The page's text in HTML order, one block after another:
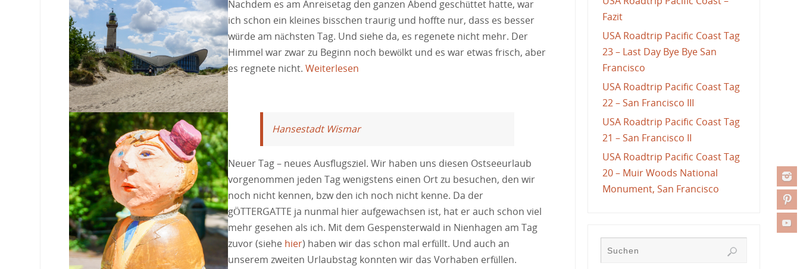
Nachdem es am Anreisetag den ganzen Abend geschüttet hatte, war
ich schon ein kleines bisschen traurig und hoffte nur, dass es besser
würde am nächsten Tag. Und siehe da, es regenete nicht mehr. Der
Himmel war zwar zu Beginn noch bewölkt und es war etwas frisch, aber
es regnete nicht.Weiterlesen
Hansestadt Wismar
Neuer Tag – neues Ausflugsziel. Wir haben uns diesen Ostseeurlaub
vorgenommen jeden Tag wenigstens einen Ort zu besuchen, den wir
noch nicht kennen, bzw den ich noch nicht kenne. Da der
gÖTTERGATTE ja nunmal hier aufgewachsen ist, hat er auch schon viel
mehr gesehen als ich. Mit dem Gespensterwald in Nienhagen am Tag
zuvor (siehe hier) haben wir das schon mal erfüllt. Und auch an
unserem zweiten Urlaubstag konnten wir das Vorhaben erfüllen.
Fazit
USA Roadtrip Pacific Coast Tag
23 – Last Day Bye Bye San
Francisco
USA Roadtrip Pacific Coast Tag
22 – San Francisco III
USA Roadtrip Pacific Coast Tag
21 – San Francisco II
USA Roadtrip Pacific Coast Tag
20 – Muir Woods National
Monument, San Francisco